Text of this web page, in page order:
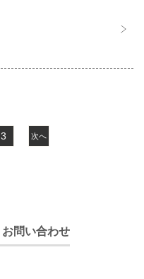
3 次へ
お問い合わせ